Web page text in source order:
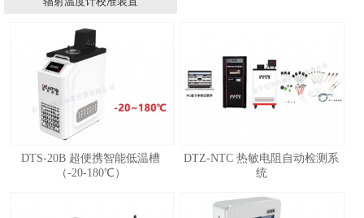
DTS-20B 超便携智能低温槽
（-20-180℃）
DTZ-NTC 热敏电阻自动检测系
统